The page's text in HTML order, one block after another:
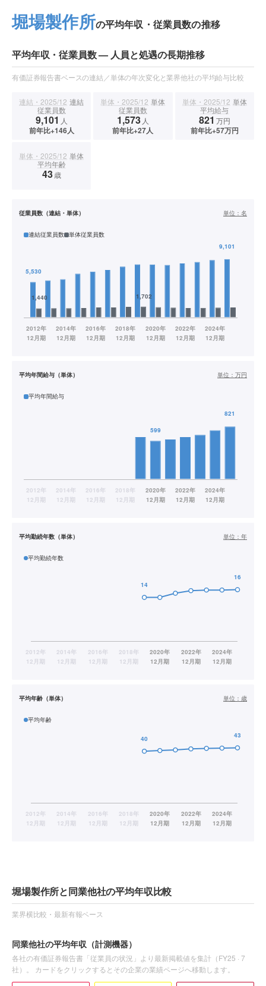
堀場製作所の平均年収・従業員数の推移
平均年収・従業員数 — 人員と処遇の長期推移
有価証券報告書ベースの連結／単体の年次変化と業界他社の平均給与比較
連結・2025/12 連結
従業員数
9,101 人
前年比+146人
単体・2025/12 単体
従業員数
1,573 人
前年比+27人
単体・2025/12 単体
平均給与
821 万円
前年比+57万円
単体・2025/12 単体
平均年齢
43歳
従業員数（連結・単体） 単位： 名
連結従業員数 単体従業員数
平均年間給与（単体） 単位： 万円
平均年間給与
平均勤続年数（単体） 単位： 年
平均勤続年数
平均年齢（単体） 単位： 歳
平均年齢
堀場製作所と同業他社の平均年収比較
業界横比較・最新有報ベース
同業他社の平均年収 （計測機器）
各社の有価証券報告書「従業員の状況」より最新掲載値を集計（FY25 · 7
社）。 カードをクリックするとその企業の業績ページへ移動します。